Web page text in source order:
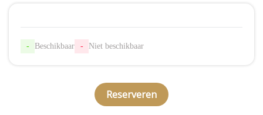
- Beschikbaar - Niet beschikbaar
Reserveren